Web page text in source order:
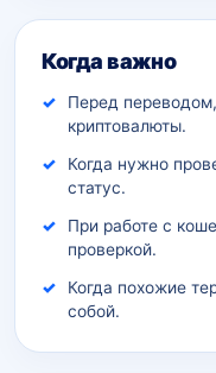
Когда важно
Перед
криптовалюты.
Когда нужно
статус.
При работе с
проверкой.
Когда похожие
собой.